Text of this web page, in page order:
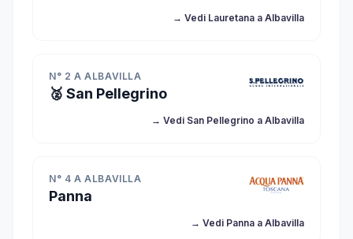
→ Vedi Lauretana a Albavilla
N° 2 A ALBAVILLA
🥈 San Pellegrino
→ Vedi San Pellegrino a Albavilla
N° 4 A ALBAVILLA
Panna
→ Vedi Panna a Albavilla